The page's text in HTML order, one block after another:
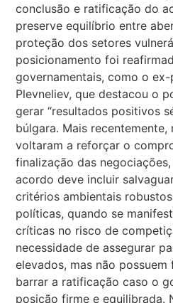
conclusão e ratificação do
preserve equilíbrio entre
proteção dos setores
posicionamento foi
governamentais, como o ex-
Plevneliev, que destacou o
gerar “resultados positivos
búlgara. Mais
voltaram a reforçar o
finalização das
acordo deve incluir
critérios ambientais
políticas, quando se
críticas no risco de
necessidade de assegurar
elevados, mas não
barrar a ratificação caso o
posição firme e equilibrada.